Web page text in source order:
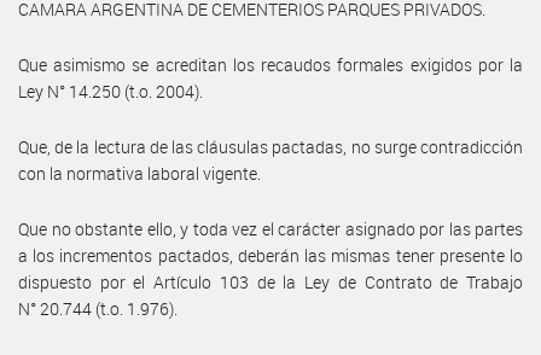
CAMARA ARGENTINA DE CEMENTERIOS PARQUES PRIVADOS.
Que asimismo se acreditan los recaudos formales exigidos por la
Ley N° 14.250 (t.o. 2004).
Que, de la lectura de las cláusulas pactadas, no surge contradicción
con la normativa laboral vigente.
Que no obstante ello, y toda vez el carácter asignado por las partes
a los incrementos pactados, deberán las mismas tener presente lo
dispuesto por el Artículo 103 de la Ley de Contrato de Trabajo
N° 20.744 (t.o. 1.976).